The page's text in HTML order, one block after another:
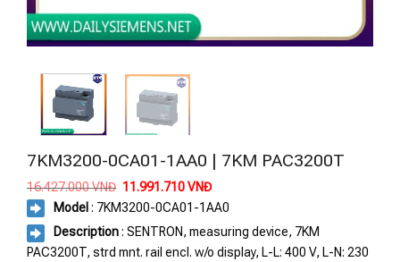
7KM3200-0CA01-1AA0 | 7KM PAC3200T
16.427.000VNĐ Giá
là:
16.427.000 VNĐ.
11.991.710VNĐGiá
tại
11.991.710 VNĐ.
Model : 7KM3200-0CA01-1AA0
Description: SENTRON, measuring device, 7KM
PAC3200T, strd mnt. rail encl. w/o display, L-L: 400 V, L-N: 230